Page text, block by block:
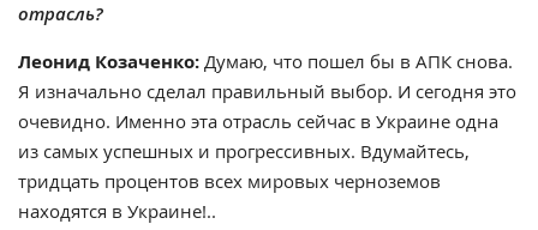
отрасль?
Леонид Козаченко: Думаю, что пошел бы в АПК снова.
Я изначально сделал правильный выбор. И сегодня это
очевидно. Именно эта отрасль сейчас в Украине одна
из самых успешных и прогрессивных. Вдумайтесь,
тридцать процентов всех мировых черноземов
находятся в Украине!..